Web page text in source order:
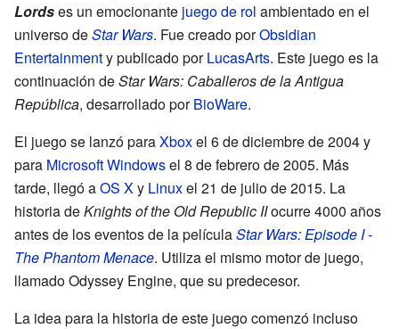
Lordses un emocionante juego de rol ambientado en el
universo deStar Wars. Fue creado porObsidian
Entertainmenty publicado porLucasArts. Este juego es la
continuación deStar Wars: Caballeros de la Antigua
República, desarrollado porBioWare.
El juego se lanzó paraXboxel 6 de diciembre de 2004 y
para Microsoft Windowsel 8 de febrero de 2005. Más
tarde, llegó aOS Xy Linuxel 21 de julio de 2015. La
historia deKnights of the Old Republic IIocurre 4000 años
antes de los eventos de la películaStar Wars: Episode I -
The Phantom Menace. Utiliza el mismo motor de juego,
llamado Odyssey Engine, que su predecesor.
La idea para la historia de este juego comenzó incluso